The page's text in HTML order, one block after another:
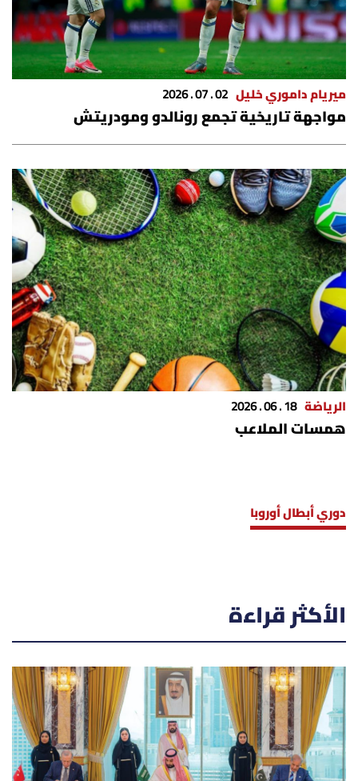
ميريام داموري خليل 02 . 07 . 2026
مواجهة تاريخية تجمع رونالدو ومودريتش
الرياضة 18 . 06 . 2026
همسات الملاعب
دوري أبطال أوروبا
الأكثر قراءة